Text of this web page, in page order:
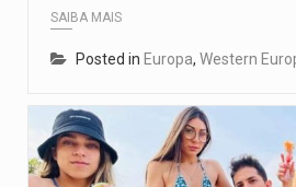
SAIBA MAIS
Posted in Europa, Western